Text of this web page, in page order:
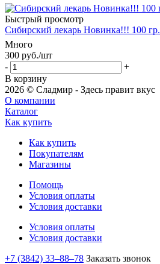
Быстрый просмотр
Сибирский лекарь Новинка!!! 100 гр.
Много
300 руб./шт
-
+
В корзину
2026 © Сладмир - Здесь правит вкус
О компании
Каталог
Как купить
Как купить
Покупателям
Магазины
Помощь
Условия оплаты
Условия доставки
Условия оплаты
Условия доставки
+7 (3842) 33‒88‒78 Заказать звонок